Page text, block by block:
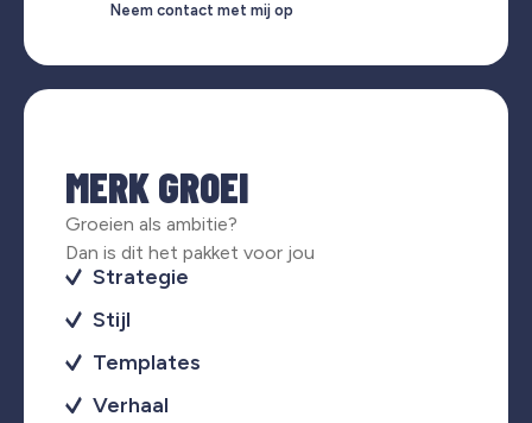
Neem contact met mij op
MERK GROEI
Groeien als ambitie?
Dan is dit het pakket voor jou
Strategie
Stijl
Templates
Verhaal